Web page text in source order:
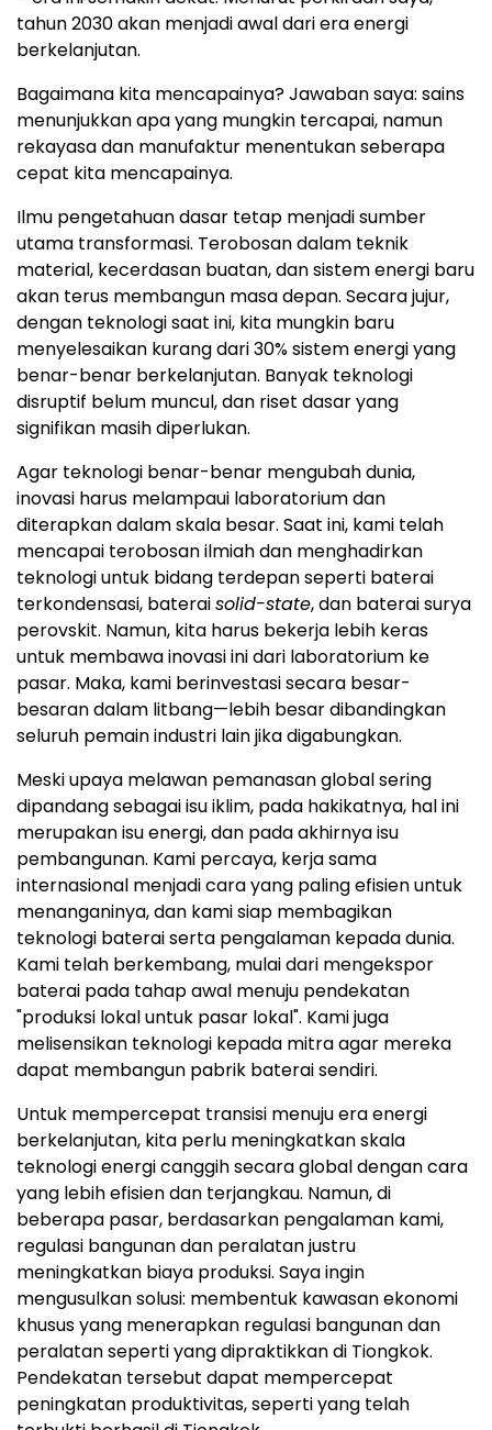
tahun 2030 akan menjadi awal dari era energi
berkelanjutan.
Bagaimana kita mencapainya? Jawaban saya: sains
menunjukkan apa yang mungkin tercapai, namun
rekayasa dan manufaktur menentukan seberapa
cepat kita mencapainya.
Ilmu pengetahuan dasar tetap menjadi sumber
utama transformasi. Terobosan dalam teknik
material, kecerdasan buatan, dan sistem energi baru
akan terus membangun masa depan. Secara jujur,
dengan teknologi saat ini, kita mungkin baru
menyelesaikan kurang dari 30% sistem energi yang
benar-benar berkelanjutan. Banyak teknologi
disruptif belum muncul, dan riset dasar yang
signifikan masih diperlukan.
Agar teknologi benar-benar mengubah dunia,
inovasi harus melampaui laboratorium dan
diterapkan dalam skala besar. Saat ini, kami telah
mencapai terobosan ilmiah dan menghadirkan
teknologi untuk bidang terdepan seperti baterai
terkondensasi, bateraisolid-state, dan baterai surya
perovskit. Namun, kita harus bekerja lebih keras
untuk membawa inovasi ini dari laboratorium ke
pasar. Maka, kami berinvestasi secara besar-
besaran dalam litbang—lebih besar dibandingkan
seluruh pemain industri lain jika digabungkan.
Meski upaya melawan pemanasan global sering
dipandang sebagai isu iklim, pada hakikatnya, hal ini
merupakan isu energi, dan pada akhirnya isu
pembangunan. Kami percaya, kerja sama
internasional menjadi cara yang paling efisien untuk
menanganinya, dan kami siap membagikan
teknologi baterai serta pengalaman kepada dunia.
Kami telah berkembang, mulai dari mengekspor
baterai pada tahap awal menuju pendekatan
"produksi lokal untuk pasar lokal". Kami juga
melisensikan teknologi kepada mitra agar mereka
dapat membangun pabrik baterai sendiri.
Untuk mempercepat transisi menuju era energi
berkelanjutan, kita perlu meningkatkan skala
teknologi energi canggih secara global dengan cara
yang lebih efisien dan terjangkau. Namun, di
beberapa pasar, berdasarkan pengalaman kami,
regulasi bangunan dan peralatan justru
meningkatkan biaya produksi. Saya ingin
mengusulkan solusi: membentuk kawasan ekonomi
khusus yang menerapkan regulasi bangunan dan
peralatan seperti yang dipraktikkan di Tiongkok.
Pendekatan tersebut dapat mempercepat
peningkatan produktivitas, seperti yang telah